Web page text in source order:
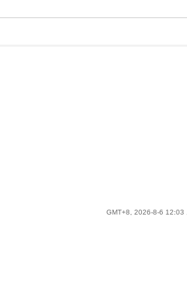
GMT+8, 2026-8-6 12:03